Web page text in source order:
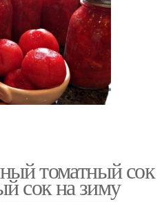
томатный сок
сок на зиму